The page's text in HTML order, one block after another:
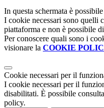
In questa schermata è
I cookie necessari sono quelli
piattaforma e non è possibile
Per conoscere quali sono i
visionare la COOKIE
Cookie necessari per il
I cookie necessari per il
disabilitati. È possibile
policy.